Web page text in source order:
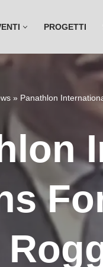
PROGETTI
» Panathlon